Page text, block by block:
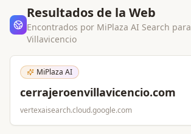
Resultados de la Web
Encontrados por MiPlaza AI Search para
Villavicencio
MiPlaza AI
cerrajeroenvillavicencio.com
vertexaisearch.cloud.google.com